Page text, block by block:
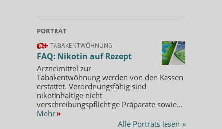
PORTRÄT
TABAKENTWÖHNUNG
FAQ: Nikotin auf Rezept
Arzneimittel zur
Tabakentwöhnung werden von den Kassen
erstattet. Verordnungsfähig sind
nikotinhaltige nicht
verschreibungspflichtige Präparate sowie...
Mehr »
Alle Porträts lesen »